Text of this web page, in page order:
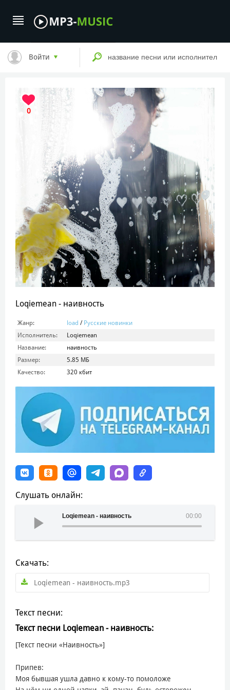
Войти
0
Loqiemean - наивность
Жанр: load / Русские новинки
Исполнитель:
Loqiemean
Название:
наивность
Размер:
5.85 МБ
Качество:
320 кбит
Слушать онлайн:
00:00
Loqiemean - наивность
Скачать:
Loqiemean - наивность.mp3
Текст песни:
Текст песни Loqiemean - наивность:
[Текст песни «Наивность»]
Припев:
Моя бывшая ушла давно к кому-то помоложе